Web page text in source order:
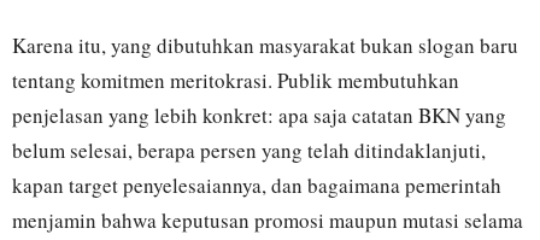
Karena itu, yang dibutuhkan masyarakat bukan slogan baru
tentang komitmen meritokrasi. Publik membutuhkan
penjelasan yang lebih konkret: apa saja catatan BKN yang
belum selesai, berapa persen yang telah ditindaklanjuti,
kapan target penyelesaiannya, dan bagaimana pemerintah
menjamin bahwa keputusan promosi maupun mutasi selama